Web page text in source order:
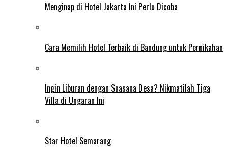
Menginap di Hotel Jakarta Ini Perlu Dicoba
Cara Memilih Hotel Terbaik di Bandung untuk Pernikahan
Ingin Liburan dengan Suasana Desa? Nikmatilah Tiga
Villa di Ungaran Ini
Star Hotel Semarang